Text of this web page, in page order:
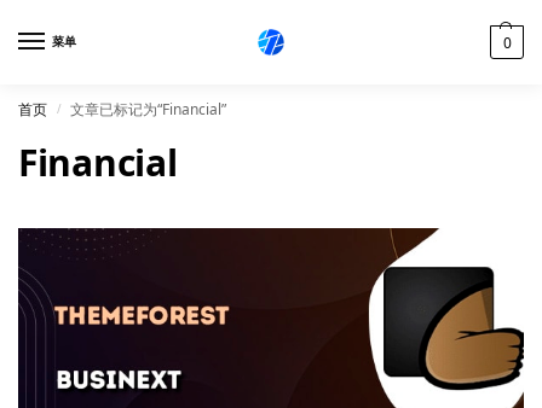
菜单 0
首页 / 文章已标记为“Financial”
Financial